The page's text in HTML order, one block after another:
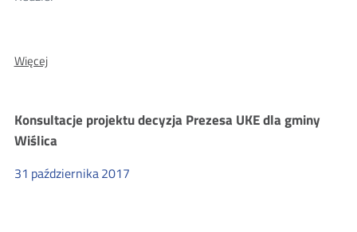
WięcejO:
projektu
decyzji
Prezesa
UKE
Konsultacje projektu decyzja Prezesa UKE dla gminy
Wiślica
31 października2017